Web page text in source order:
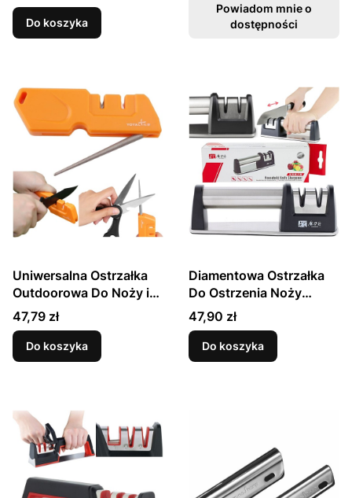
Do koszyka
Powiadom mnie o
dostępności
Uniwersalna Ostrzałka
Outdoorowa Do Noży i
Nożyczek T1055TDC
TAIDEA
Cena
47,79 zł
Do koszyka
Diamentowa Ostrzałka
Do Ostrzenia Noży
(360/1200) TG1007
TAIDEA
Cena
47,90 zł
Do koszyka